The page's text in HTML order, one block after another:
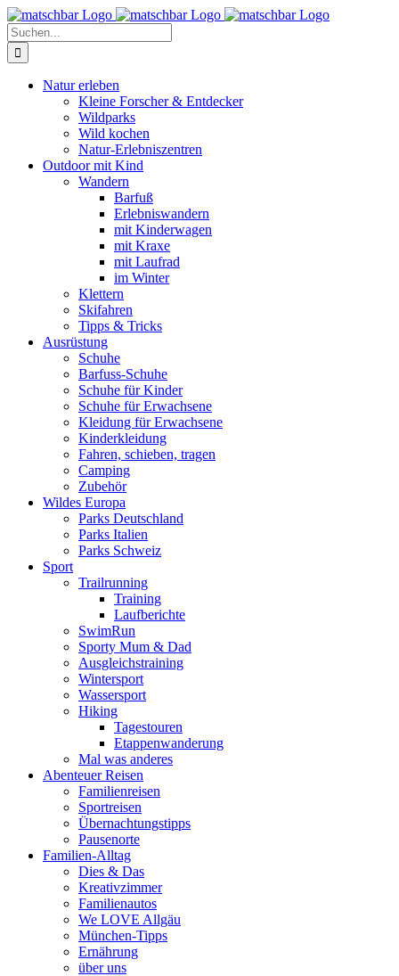
Zum
Inhalt
springen
Facebook
X
Instagram
Pinterest
Suche
nach:
Natur erleben
Kleine Forscher & Entdecker
Wildparks
Wild kochen
Natur-Erlebniszentren
Outdoor mit Kind
Wandern
Barfuß
Erlebniswandern
mit Kinderwagen
mit Kraxe
mit Laufrad
im Winter
Klettern
Skifahren
Tipps & Tricks
Ausrüstung
Schuhe
Barfuss-Schuhe
Schuhe für Kinder
Schuhe für Erwachsene
Kleidung für Erwachsene
Kinderkleidung
Fahren, schieben, tragen
Camping
Zubehör
Wildes Europa
Parks Deutschland
Parks Italien
Parks Schweiz
Sport
Trailrunning
Training
Laufberichte
SwimRun
Sporty Mum & Dad
Ausgleichstraining
Wintersport
Wassersport
Hiking
Tagestouren
Etappenwanderung
Mal was anderes
Abenteuer Reisen
Familienreisen
Sportreisen
Übernachtungstipps
Pausenorte
Familien-Alltag
Dies & Das
Kreativzimmer
Familienautos
We LOVE Allgäu
München-Tipps
Ernährung
über uns